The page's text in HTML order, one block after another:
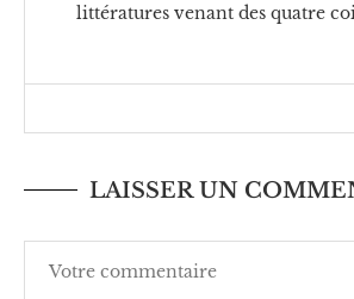
littératures venant des quatre
LAISSER UN